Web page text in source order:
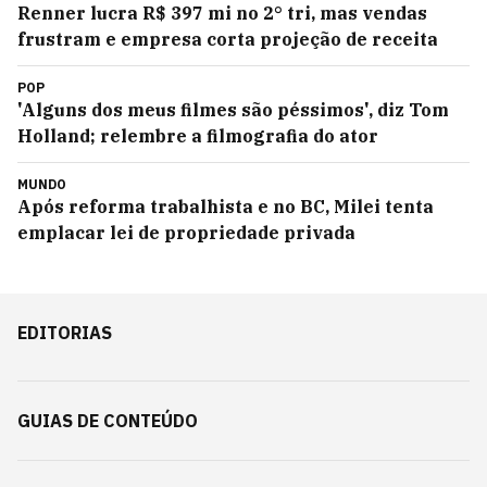
Renner lucra R$ 397 mi no 2° tri, mas vendas
frustram e empresa corta projeção de receita
POP
'Alguns dos meus filmes são péssimos', diz Tom
Holland; relembre a filmografia do ator
MUNDO
Após reforma trabalhista e no BC, Milei tenta
emplacar lei de propriedade privada
EDITORIAS
GUIAS DE CONTEÚDO